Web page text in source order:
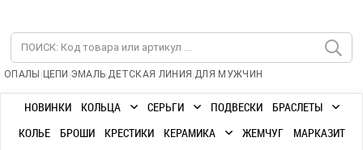
ОПАЛЫ | ЦЕПИ |ЭМАЛЬ|ДЕТСКАЯ ЛИНИЯ |ДЛЯ МУЖЧИН
НОВИНКИ КОЛЬЦА СЕРЬГИ ПОДВЕСКИ
БРАСЛЕТЫ
КОЛЬЕ
БРОШИ КРЕСТИКИ КЕРАМИКА ЖЕМЧУГ
МАРКАЗИТ